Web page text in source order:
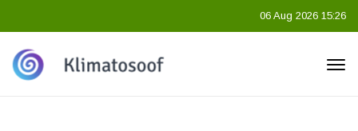
06 Aug 2026 15:26